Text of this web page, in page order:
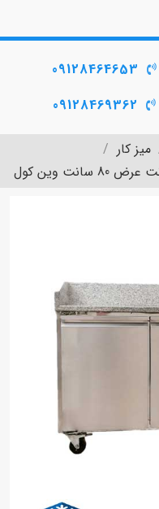
09128464653
09128469362
میز کار